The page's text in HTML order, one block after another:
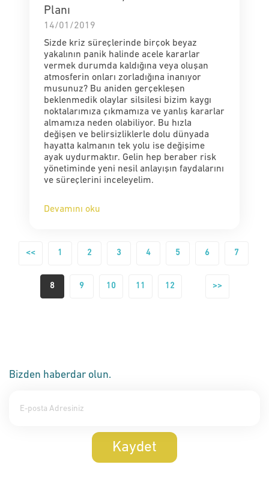
Planı
14/01/2019
Sizde kriz süreçlerinde birçok beyaz
yakalının panik halinde acele kararlar
vermek durumda kaldığına veya oluşan
atmosferin onları zorladığına inanıyor
musunuz? Bu aniden gerçekleşen
beklenmedik olaylar silsilesi bizim kaygı
noktalarımıza çıkmamıza ve yanlış kararlar
almamıza neden olabiliyor. Bu hızla
değişen ve belirsizliklerle dolu dünyada
hayatta kalmanın tek yolu ise değişime
ayak uydurmaktır. Gelin hep beraber risk
yönetiminde yeni nesil anlayışın faydalarını
ve süreçlerini inceleyelim.
Devamını oku
<< 1 2 3 4 5 6 7
8 9 10 11 12 >>
Bizden haberdar olun.
Kaydet